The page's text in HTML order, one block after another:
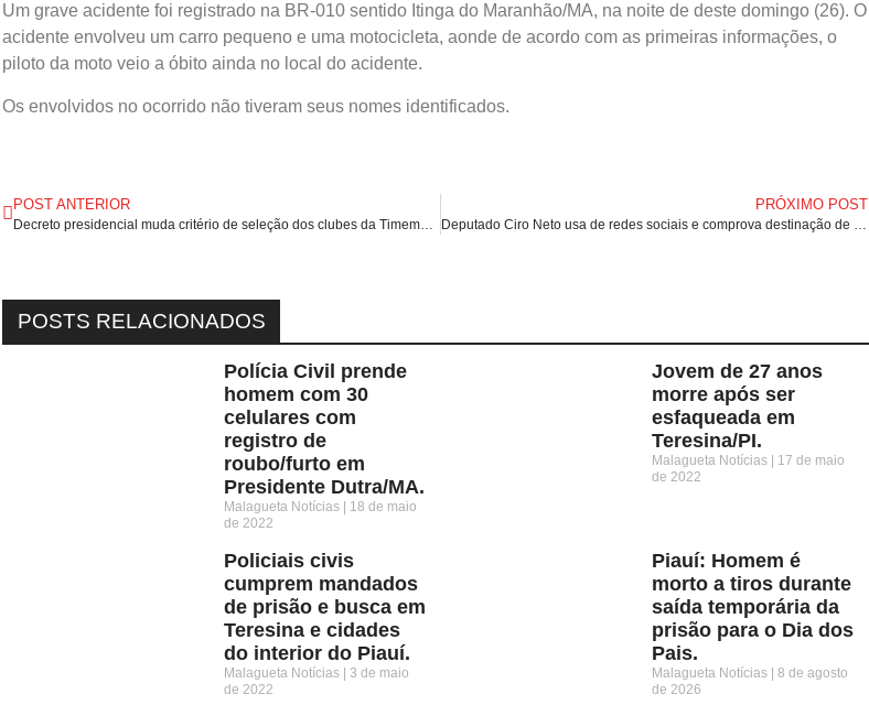
Um grave acidente foi registrado na BR-010 sentido Itinga do Maranhão/MA, na noite de deste domingo (26). O
acidente envolveu um carro pequeno e uma motocicleta, aonde de acordo com as primeiras informações, o
piloto da moto veio a óbito ainda no local do acidente.
Os envolvidos no ocorrido não tiveram seus nomes identificados.
POST ANTERIOR
Decreto presidencial muda critério de seleção dos clubes da Timemania.
PRÓXIMO POST
Deputado Ciro Neto usa de redes sociais e comprova destinação de mais de R$ 3 milhões em emendas para Presidente Dutra/MA.
POSTS RELACIONADOS
Polícia Civil prende
homem com 30
celulares com
registro de
roubo/furto em
Presidente Dutra/MA.
Malagueta Notícias
18 de maio
de 2022
Jovem de 27 anos
morre após ser
esfaqueada em
Teresina/PI.
Malagueta Notícias
17 de maio
de 2022
Policiais civis
cumprem mandados
de prisão e busca em
Teresina e cidades
do interior do Piauí.
Malagueta Notícias
3 de maio
de 2022
Piauí: Homem é
morto a tiros durante
saída temporária da
prisão para o Dia dos
Pais.
Malagueta Notícias
8 de agosto
de 2026